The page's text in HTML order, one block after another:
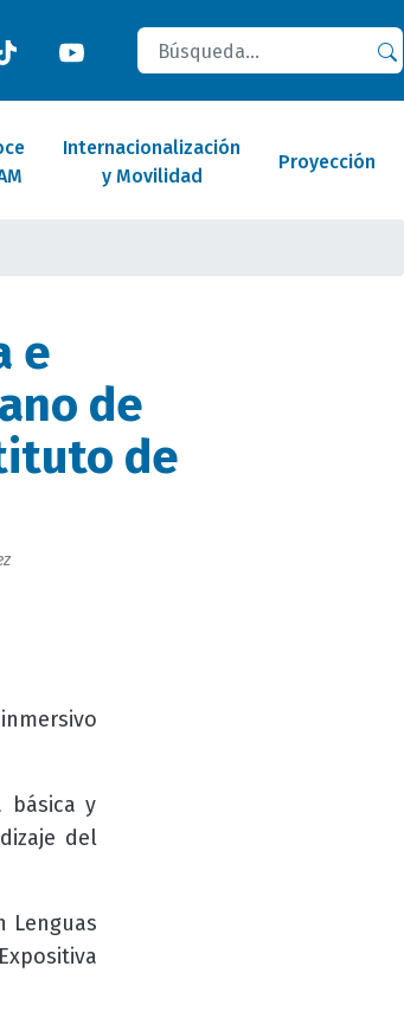
Buscar
Internacionalización
y Movilidad
Proyección
e
de
de
básica y
del
Lenguas